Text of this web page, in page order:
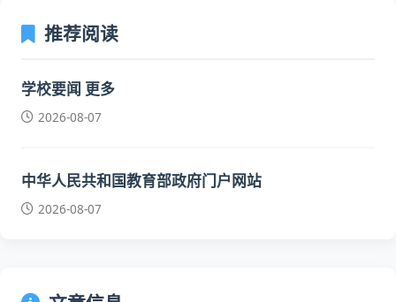
推荐阅读
学校要闻 更多
2026-08-07
中华人民共和国教育部政府门户网站
2026-08-07